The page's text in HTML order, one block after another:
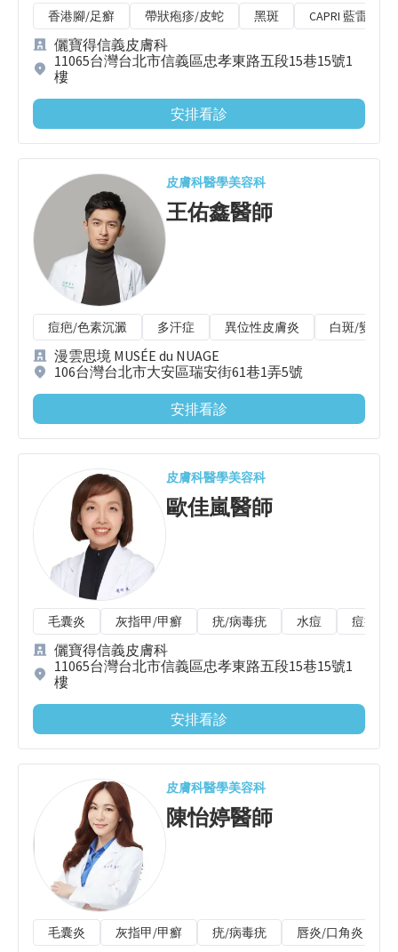
香港腳/足癬 帶狀疱疹/皮蛇 黑斑 CAPRI 藍雷射
儷寶得信義皮膚科
11065台灣台北市信義區忠孝東路五段15巷15號1
樓
安排看診
皮膚科醫學美容科
王佑鑫醫師
痘疤/色素沉澱 多汗症 異位性皮膚炎 白斑/變色
漫雲思境 MUSÉE du NUAGE
106台灣台北市大安區瑞安街61巷1弄5號
安排看診
皮膚科醫學美容科
歐佳嵐醫師
毛囊炎 灰指甲/甲癬 疣/病毒疣 水痘 痘疤/色
儷寶得信義皮膚科
11065台灣台北市信義區忠孝東路五段15巷15號1
樓
安排看診
皮膚科醫學美容科
陳怡婷醫師
毛囊炎 灰指甲/甲癬 疣/病毒疣 唇炎/口角炎